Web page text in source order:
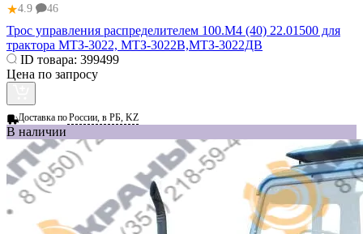
★4.9 46
Трос управления распределителем 100.М4 (40) 22.01500 для
трактора МТЗ-3022, МТЗ-3022В,МТЗ-3022ДВ
ID товара: 399499
Цена по запросу
Доставка поРоссии, в РБ, KZ
В наличии